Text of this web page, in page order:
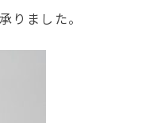
りました。